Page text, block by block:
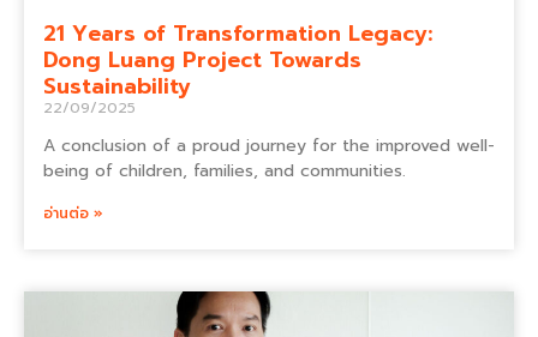
21 Years of Transformation Legacy:
Dong Luang Project Towards
Sustainability
22/09/2025
A conclusion of a proud journey for the improved well-
being of children, families, and communities.
อ่านต่อ »